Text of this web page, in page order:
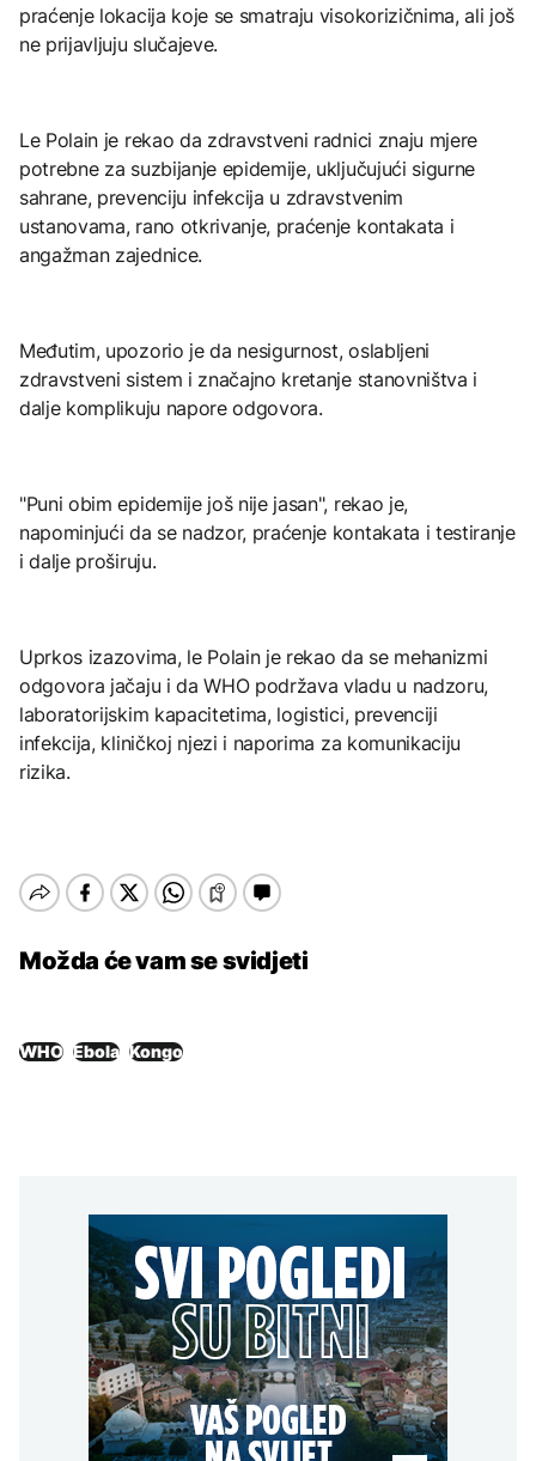
praćenje lokacija koje se smatraju visokorizičnima, ali još
ne prijavljuju slučajeve.
Le Polain je rekao da zdravstveni radnici znaju mjere
potrebne za suzbijanje epidemije, uključujući sigurne
sahrane, prevenciju infekcija u zdravstvenim
ustanovama, rano otkrivanje, praćenje kontakata i
angažman zajednice.
Međutim, upozorio je da nesigurnost, oslabljeni
zdravstveni sistem i značajno kretanje stanovništva i
dalje komplikuju napore odgovora.
"Puni obim epidemije još nije jasan", rekao je,
napominjući da se nadzor, praćenje kontakata i testiranje
i dalje proširuju.
Uprkos izazovima, le Polain je rekao da se mehanizmi
odgovora jačaju i da WHO podržava vladu u nadzoru,
laboratorijskim kapacitetima, logistici, prevenciji
infekcija, kliničkoj njezi i naporima za komunikaciju
rizika.
Možda će vam se svidjeti
WHO Ebola Kongo